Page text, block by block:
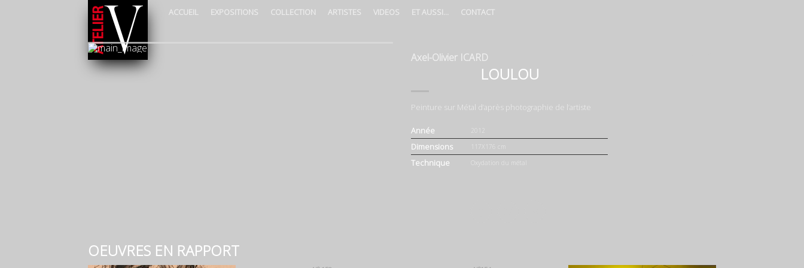
ACCUEIL EXPOSITIONS COLLECTION ARTISTES VIDEOS ET AUSSI… CONTACT
Axel-Olivier ICARD
LOULOU
Peinture sur Métal d’après photographie de l’artiste
Année 2012
Dimensions 117X176 cm
Technique Oxydation du métal
OEUVRES EN RAPPORT